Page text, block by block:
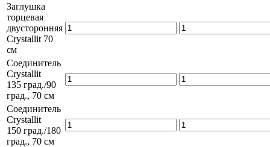
Заглушка
торцевая
двусторонняя
Crystallit 70
см
Соединитель
Crystallit
135 град./90
град., 70 см
Соединитель
Crystallit
150 град./180
град., 70 см